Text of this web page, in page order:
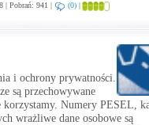
| Pobrań: 941 | (0) |
i ochrony prywatności.
są przechowywane
korzystamy. Numery PESEL,
wrażliwe dane osobowe są